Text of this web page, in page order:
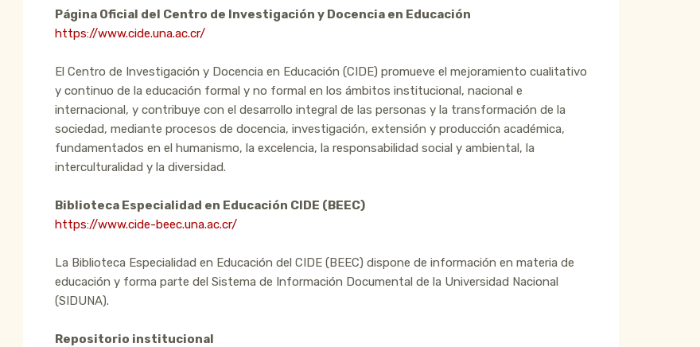
Página Oficial del Centro de Investigación y Docencia en Educación
https://www.cide.una.ac.cr/
El Centro de Investigación y Docencia en Educación (CIDE) promueve el mejoramiento cualitativo
y continuo de la educación formal y no formal en los ámbitos institucional, nacional e
internacional, y contribuye con el desarrollo integral de las personas y la transformación de la
sociedad, mediante procesos de docencia, investigación, extensión y producción académica,
fundamentados en el humanismo, la excelencia, la responsabilidad social y ambiental, la
interculturalidad y la diversidad.
Biblioteca Especialidad en Educación CIDE (BEEC)
https://www.cide-beec.una.ac.cr/
La Biblioteca Especialidad en Educación del CIDE (BEEC) dispone de información en materia de
educación y forma parte del Sistema de Información Documental de la Universidad Nacional
(SIDUNA).
Repositorio institucional